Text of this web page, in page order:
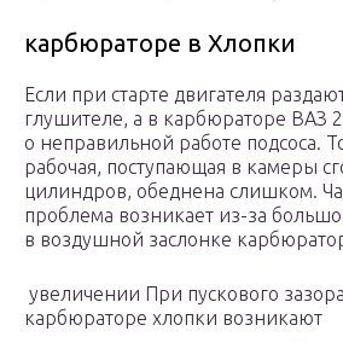
карбюраторе в Хлопки
Если при старте двигателя
глушителе, а в карбюраторе ВАЗ
о неправильной работе подсоса.
рабочая, поступающая в камеры
цилиндров, обеднена слишком.
проблема возникает из-за
в воздушной заслонке
увеличении При пускового
карбюраторе хлопки возникают